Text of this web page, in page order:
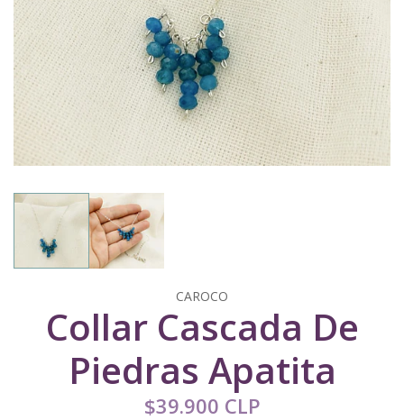
CAROCO
Collar Cascada De
Piedras Apatita
$39.900 CLP